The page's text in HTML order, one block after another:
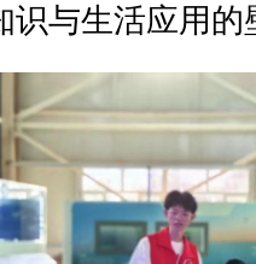
识与生活应用的